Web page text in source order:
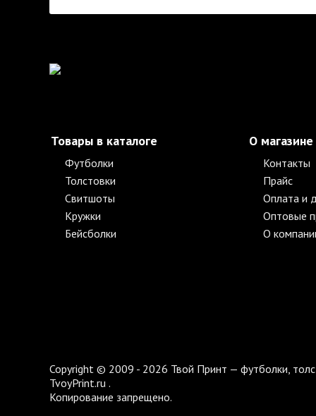
Товары в каталоге
Футболки
Толстовки
Свитшоты
Кружки
Бейсболки
О магазине
Контакты
Прайс
Оплата и
Оптовые
О
Copyright © 2009 - 2026 Твой Принт — футболки,
TvoyPrint.ru .
Копирование запрещено.